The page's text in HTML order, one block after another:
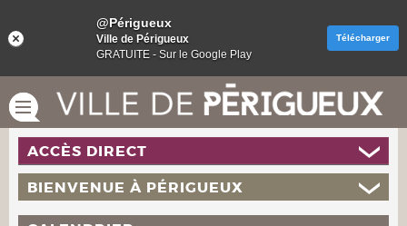
ACCÈS DIRECT
BIENVENUE À PÉRIGUEUX
@Périgueux
Ville de Périgueux
GRATUITE - Sur le Google Play
Télécharger